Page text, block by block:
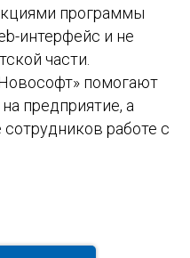
программы
интерфейс и не
части.
помогают
предприятие, а
работе с